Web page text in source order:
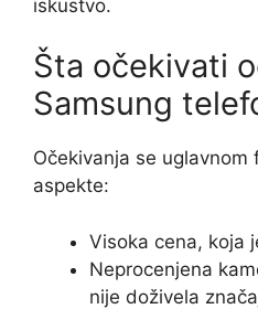
iskustvo.
Šta očekivati
Samsung
Očekivanja se uglavnom
aspekte:
Visoka cena, koja
Neprocenjena
nije doživela